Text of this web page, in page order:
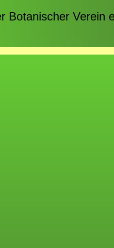
Botanischer Verein